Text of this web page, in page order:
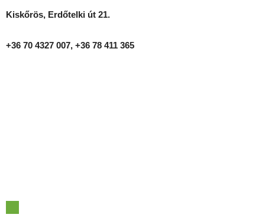
Kiskőrös, Erdőtelki út 21.
+36 70 4327 007, +36 78 411 365